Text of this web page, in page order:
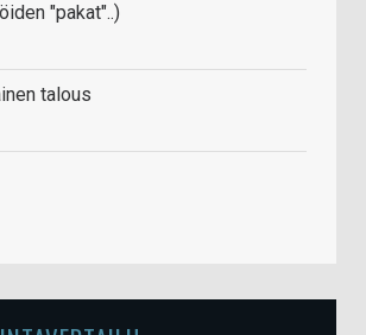
"pakat"..)
talous